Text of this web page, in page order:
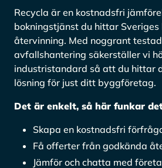
Recycla är en kostnadsfri
bokningstjänst du hittar
återvinning. Med noggrant
avfallshantering säkerställer vi
industristandard så att du hittar
lösning för just ditt byggföretag.
Det är enkelt, så här funkar
Skapa en kostnadsfri
Få offerter från godkända
Jämför och chatta med